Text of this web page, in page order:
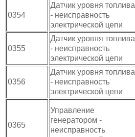
0354
Датчик уровня топлива
- неисправность
электрической цепи
0355
Датчик уровня топлива
- неисправность
электрической цепи
0356
Датчик уровня топлива
- неисправность
электрической цепи
0365
Управление
генератором -
неисправность